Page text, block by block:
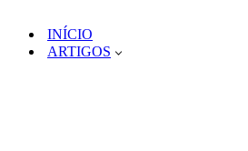
INÍCIO
ARTIGOS